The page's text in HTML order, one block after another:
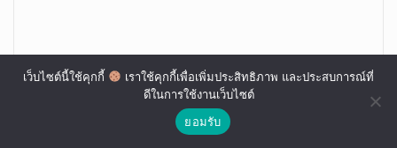
เว็บไซต์นี้ใช้คุกกี้
เราใช้คุกกี้เพื่อเพิ่มประสิทธิภาพ และประสบการณ์ที่
ดีในการใช้งานเว็บไซต์
ยอมรับ